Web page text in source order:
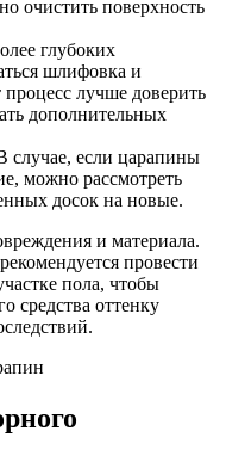
очистить поверхность
глубоких
шлифовка и
лучше доверить
дополнительных
случае, если царапины
можно рассмотреть
досок на новые.
и материала.
провести
пола, чтобы
средства оттенку